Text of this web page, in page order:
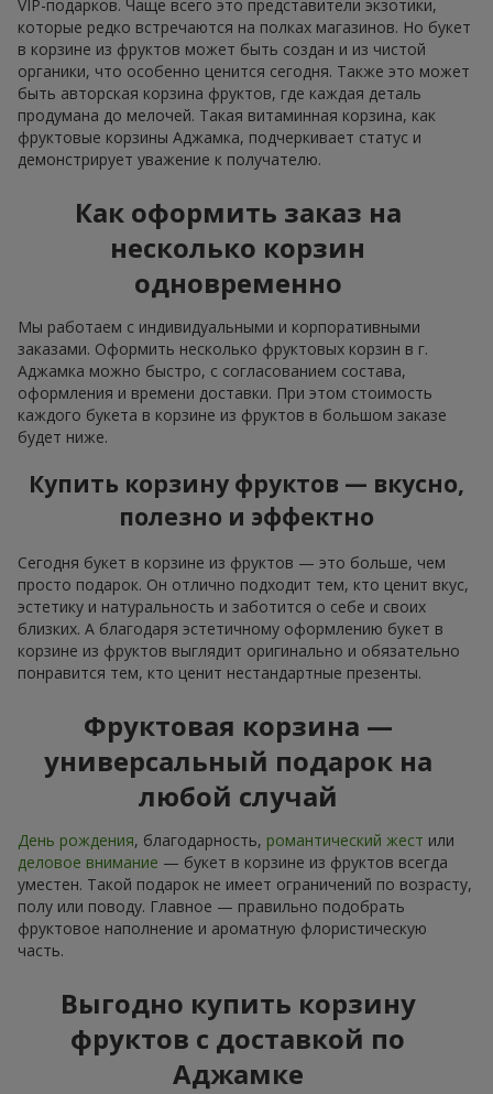
VIP-подарков. Чаще всего это представители экзотики,
которые редко встречаются на полках магазинов. Но букет
в корзине из фруктов может быть создан и из чистой
органики, что особенно ценится сегодня. Также это может
быть авторская корзина фруктов, где каждая деталь
продумана до мелочей. Такая витаминная корзина, как
фруктовые корзины Аджамка, подчеркивает статус и
демонстрирует уважение к получателю.
Как оформить заказ на
несколько корзин
одновременно
Мы работаем с индивидуальными и корпоративными
заказами. Оформить несколько фруктовых корзин в г.
Аджамка можно быстро, с согласованием состава,
оформления и времени доставки. При этом стоимость
каждого букета в корзине из фруктов в большом заказе
будет ниже.
Купить корзину фруктов — вкусно,
полезно и эффектно
Сегодня букет в корзине из фруктов — это больше, чем
просто подарок. Он отлично подходит тем, кто ценит вкус,
эстетику и натуральность и заботится о себе и своих
близких. А благодаря эстетичному оформлению букет в
корзине из фруктов выглядит оригинально и обязательно
понравится тем, кто ценит нестандартные презенты.
Фруктовая корзина —
универсальный подарок на
любой случай
День рождения, благодарность, романтический жест или
деловое внимание — букет в корзине из фруктов всегда
уместен. Такой подарок не имеет ограничений по возрасту,
полу или поводу. Главное — правильно подобрать
фруктовое наполнение и ароматную флористическую
часть.
Выгодно купить корзину
фруктов с доставкой по
Аджамке